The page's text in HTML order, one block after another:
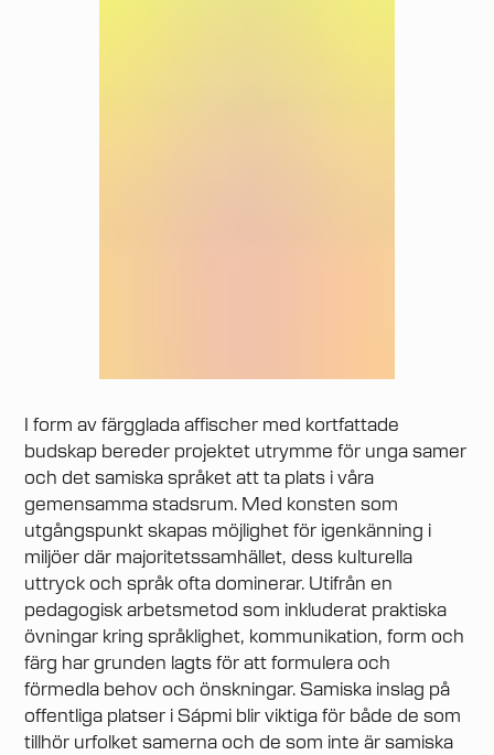
I form av färgglada affischer med kortfattade
budskap bereder projektet utrymme för unga samer
och det samiska språket att ta plats i våra
gemensamma stadsrum. Med konsten som
utgångspunkt skapas möjlighet för igenkänning i
miljöer där majoritetssamhället, dess kulturella
uttryck och språk ofta dominerar. Utifrån en
pedagogisk arbetsmetod som inkluderat praktiska
övningar kring språklighet, kommunikation, form och
färg har grunden lagts för att formulera och
förmedla behov och önskningar. Samiska inslag på
offentliga platser i Sápmi blir viktiga för både de som
tillhör urfolket samerna och de som inte är samiska